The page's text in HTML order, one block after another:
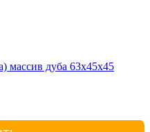
массив дуба 63х45х45